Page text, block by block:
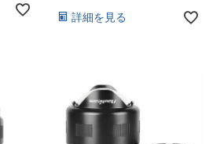
詳細を見る